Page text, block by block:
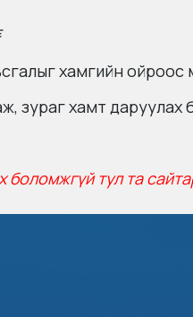
хамгийн ойроос
зураг хамт
боломжгүй тул та